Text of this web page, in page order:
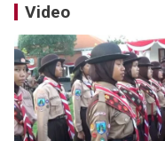
Video